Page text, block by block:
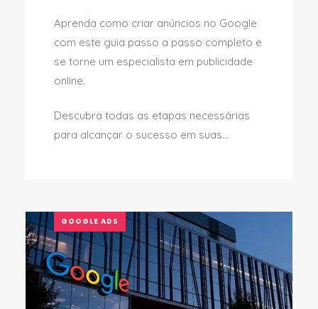
Aprenda como criar anúncios no Google
com este guia passo a passo completo e
se torne um especialista em publicidade
online.
Descubra todas as etapas necessárias
para alcançar o sucesso em suas...
GOOGLE ADS